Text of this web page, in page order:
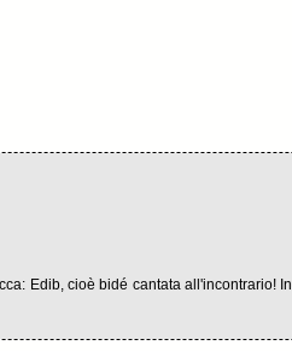
Edib, cioè bidé cantata all'incontrario!